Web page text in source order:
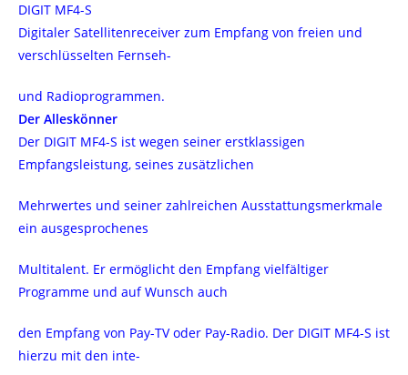
DIGIT MF4-S
Digitaler Satellitenreceiver zum Empfang von freien und
verschlüsselten Fernseh-
und Radioprogrammen.
Der Alleskönner
Der DIGIT MF4-S ist wegen seiner erstklassigen
Empfangsleistung, seines zusätzlichen
Mehrwertes und seiner zahlreichen Ausstattungsmerkmale
ein ausgesprochenes
Multitalent. Er ermöglicht den Empfang vielfältiger
Programme und auf Wunsch auch
den Empfang von Pay-TV oder Pay-Radio. Der DIGIT MF4-S ist
hierzu mit den inte-